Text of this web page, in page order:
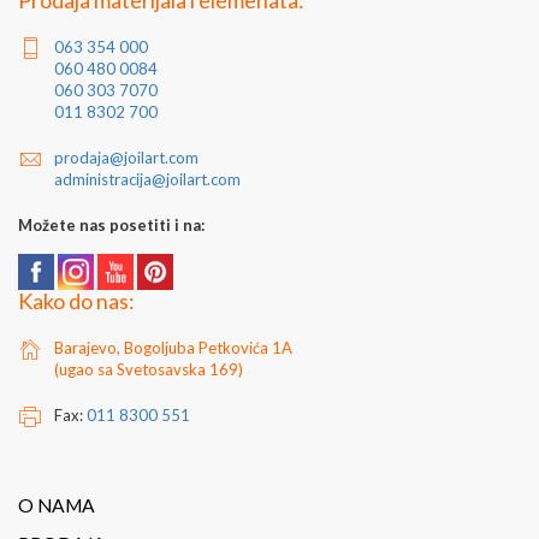
063 354 000
060 480 0084
060 303 7070
011 8302 700
prodaja@joilart.com
administracija@joilart.com
Možete nas posetiti i na:
Kako do nas:
Barajevo, Bogoljuba Petkovića 1A
(ugao sa Svetosavska 169)
Fax:011 8300 551
O NAMA